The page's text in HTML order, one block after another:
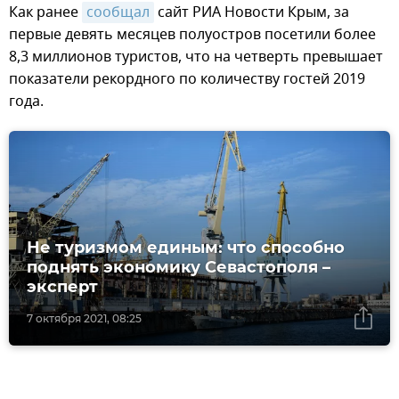
Как ранее сообщал сайт РИА Новости Крым, за
первые девять месяцев полуостров посетили более
8,3 миллионов туристов, что на четверть превышает
показатели рекордного по количеству гостей 2019
года.
7 октября 2021, 08:25
Не туризмом единым: что способно
поднять экономику Севастополя –
эксперт